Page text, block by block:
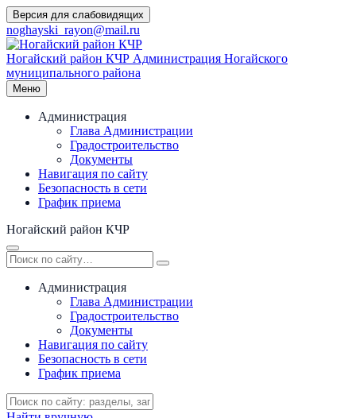
Перейти
к
содержимому
Версия для слабовидящих
noghayski_rayon@mail.ru
Ногайский район КЧР Администрация Ногайского
муниципального района
Меню
Администрация
Глава Администрации
Градостроительство
Документы
Навигация по сайту
Безопасность в сети
График приема
Ногайский район КЧР
Администрация
Глава Администрации
Градостроительство
Документы
Навигация по сайту
Безопасность в сети
График приема